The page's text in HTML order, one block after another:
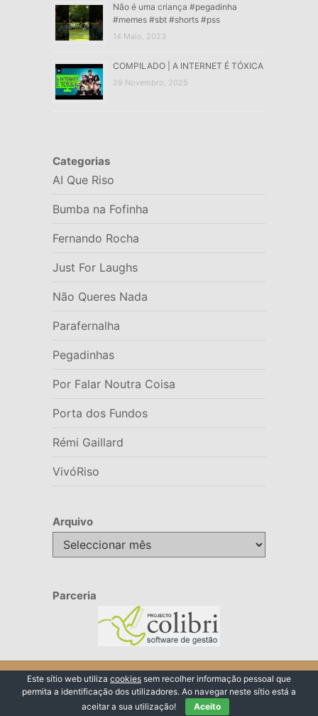
Não é uma criança #pegadinha
#memes #sbt #shorts #pss
14 Maio, 2023
COMPILADO | A INTERNET É TÓXICA
29 Novembro, 2025
Categorias
AI Que Riso
Bumba na Fofinha
Fernando Rocha
Just For Laughs
Não Queres Nada
Parafernalha
Pegadinhas
Por Falar Noutra Coisa
Porta dos Fundos
Rémi Gaillard
VivóRiso
Arquivo
Arquivo
Parceria
© 2026 VivóRiso
Voltar ao Topo ↑
Este sítio web utiliza cookies sem recolher informação pessoal que
permita a identificação dos utilizadores. Ao navegar neste sítio está a
aceitar a sua utilização!
Aceito